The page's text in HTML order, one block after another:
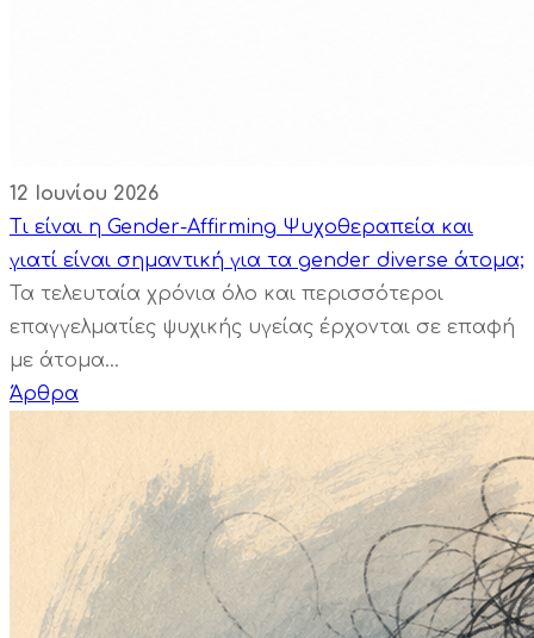
12 Ιουνίου 2026
Τι είναι η Gender-Affirming Ψυχοθεραπεία και
γιατί είναι σημαντική για τα gender diverse άτομα;
Τα τελευταία χρόνια όλο και περισσότεροι
επαγγελματίες ψυχικής υγείας έρχονται σε επαφή
με άτομα...
Άρθρα